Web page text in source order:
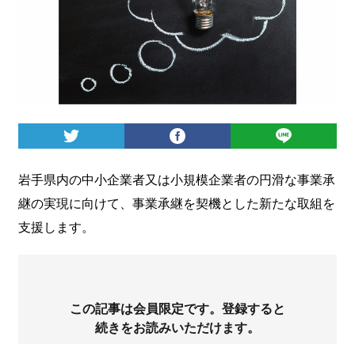
会員登録
ログイン
岩手県内の中小企業者又は小規模企業者の円滑な事業承
継の実現に向けて、事業承継を契機とした新たな取組を
支援します。
この記事は会員限定です。登録すると
続きをお読みいただけます。